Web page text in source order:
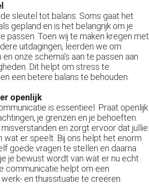
sleutel tot balans. Soms gaat het
gepland en is het belangrijk om je
passen. Toen wij te maken kregen met
uitdagingen, leerden we om
en onze schema's aan te passen aan
Dit helpt om stress te
een betere balans te behouden.
openlijk
is essentieel. Praat openlijk
je grenzen en je behoeften.
en zorgt ervoor dat jullie
wat er speelt. Bij ons helpt het enorm
goede vragen te stellen en daarna
je bewust wordt van wat er nu echt
communicatie helpt om een
en thuissituatie te creëren.